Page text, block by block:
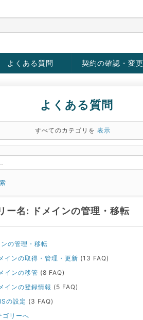
よくある質問 契約の確認・変更
よくある質問
すべてのカテゴリを 表示
ー名: ドメインの管理・移転
ンの管理・移転
インの取得・管理・更新 (13 FAQ)
インの移管 (8 FAQ)
インの登録情報 (5 FAQ)
の設定 (3 FAQ)
ゴリーへ